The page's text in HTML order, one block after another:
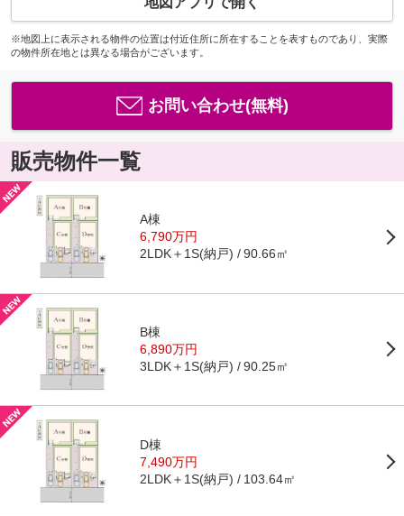
※地図上に表示される物件の位置は付近住所に所在することを表すものであり、実際
の物件所在地とは異なる場合がございます。
お問い合わせ(無料)
販売物件一覧
A棟
6,790万円
2LDK＋1S(納戸) 90.66㎡
B棟
6,890万円
3LDK＋1S(納戸) 90.25㎡
D棟
7,490万円
2LDK＋1S(納戸) 103.64㎡